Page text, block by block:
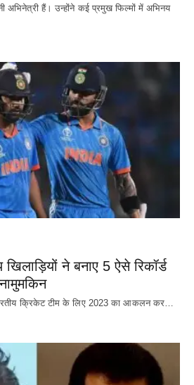
अभिनेत्री हैं। उन्होंने कई प्रमुख फिल्मों में अभिनय
ने बनाए 5 ऐसे रिकॉर्ड
क्रिकेट‌ टीम के लिए 2023 का आकलन कर…